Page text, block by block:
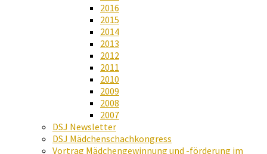
2016
2015
2014
2013
2012
2011
2010
2009
2008
2007
DSJ Newsletter
DSJ Mädchenschachkongress
Vortrag Mädchengewinnung und -förderung im